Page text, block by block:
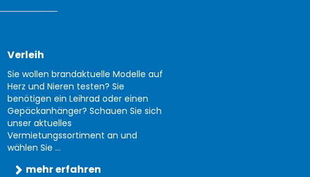
Verleih
Sie wollen brandaktuelle Modelle auf
Herz und Nieren testen? Sie
benötigen ein Leihrad oder einen
Gepäckanhänger? Schauen Sie sich
unser aktuelles
Vermietungssortiment an und
wählen Sie ...
mehr erfahren